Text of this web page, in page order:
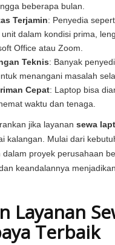
beberapa bulan.
Terjamin: Penyedia
dalam kondisi prima,
Office atau Zoom.
Teknis: Banyak
menangani masalah
Cepat: Laptop bisa
waktu dan tenaga.
jika layanan sewa
kalangan. Mulai dari
dalam proyek perusahaan
keandalannya
Layanan
Terbaik